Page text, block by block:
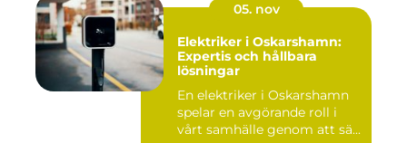
05. nov
Elektriker i Oskarshamn:
Expertis och hållbara
lösningar
En elektriker i Oskarshamn
spelar en avgörande roll i
vårt samhälle genom att sä...